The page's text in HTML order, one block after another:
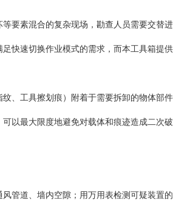
要素混合的复杂现场，勘查人员需要交替进
快速切换作业模式的需求，而本工具箱提供
、工具擦划痕）附着于需要拆卸的物体部
以最大限度地避免对载体和痕迹造成二次
管道、墙内空隙；用万用表检测可疑装置